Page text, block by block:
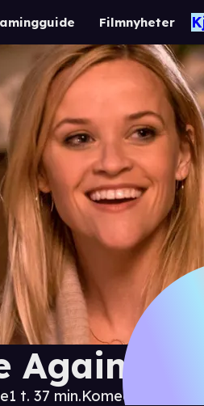
Filmnyheter
Again
1 t. 37 min.Komedie /